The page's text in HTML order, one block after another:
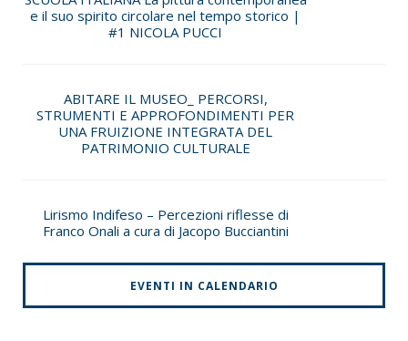
e il suo spirito circolare nel tempo storico |
#1 NICOLA PUCCI
ABITARE IL MUSEO_ PERCORSI,
STRUMENTI E APPROFONDIMENTI PER
UNA FRUIZIONE INTEGRATA DEL
PATRIMONIO CULTURALE
Lirismo Indifeso – Percezioni riflesse di
Franco Onali a cura di Jacopo Bucciantini
EVENTI IN CALENDARIO